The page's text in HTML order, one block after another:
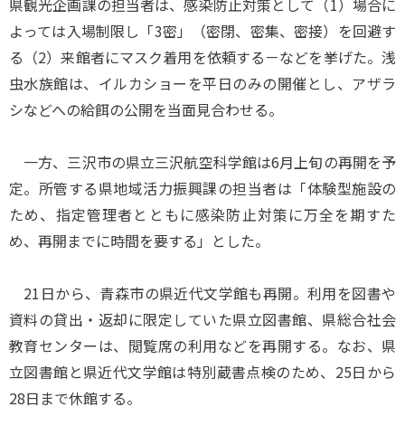
県観光企画課の担当者は、感染防止対策として（1）場合に
よっては入場制限し「3密」（密閉、密集、密接）を回避す
る（2）来館者にマスク着用を依頼する－などを挙げた。浅
虫水族館は、イルカショーを平日のみの開催とし、アザラ
シなどへの給餌の公開を当面見合わせる。
一方、三沢市の県立三沢航空科学館は6月上旬の再開を予
定。所管する県地域活力振興課の担当者は「体験型施設の
ため、指定管理者とともに感染防止対策に万全を期すた
め、再開までに時間を要する」とした。
21日から、青森市の県近代文学館も再開。利用を図書や
資料の貸出・返却に限定していた県立図書館、県総合社会
教育センターは、閲覧席の利用などを再開する。なお、県
立図書館と県近代文学館は特別蔵書点検のため、25日から
28日まで休館する。